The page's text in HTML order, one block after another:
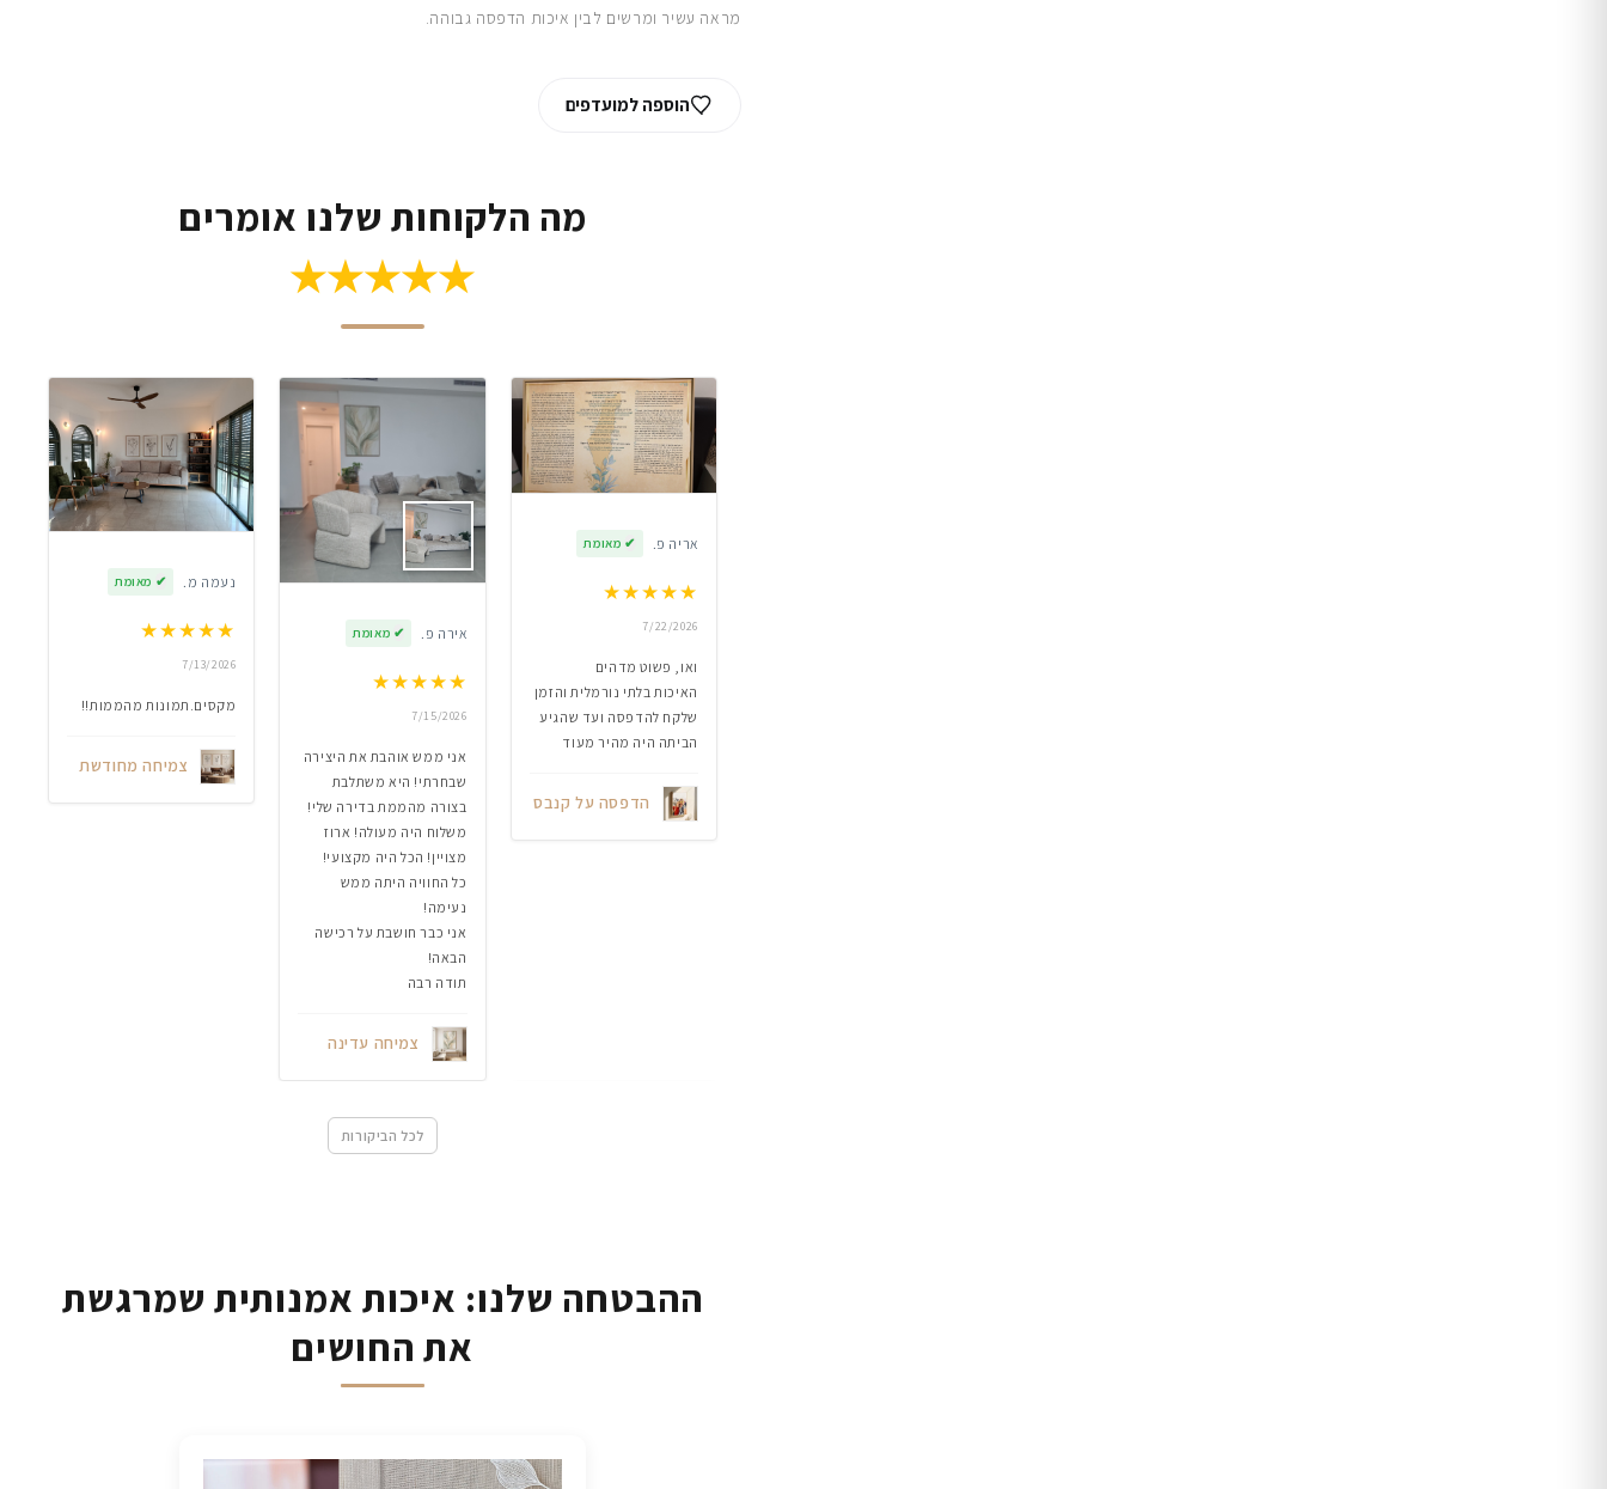
מראה עשיר ומרשים לבין איכות הדפסה גבוהה.
הוספה למועדפים
מה הלקוחות שלנו אומרים
★★★★★
אריה פ. ✔ מאומת
★★★★★
7/22/2026
ואו, פשוט מדהים
האיכות בלתי נורמלית והזמן
שלקח להדפסה ועד שהגיע
הביתה היה מהיר מעוד
הדפסה על קנבס
אירה פ. ✔ מאומת
★★★★★
7/15/2026
אני ממש אוהבת את היצירה
שבחרתי! היא משתלבת
בצורה מהממת בדירה שלי!
משלוח היה מעולה! ארוז
מצויין! הכל היה מקצועי!
כל החוויה היתה ממש
נעימה!
אני כבר חושבת על רכישה
הבאה!
תודה רבה
צמיחה עדינה
נעמה מ. ✔ מאומת
★★★★★
7/13/2026
מקסים.תמונות מהממות!!
צמיחה מחודשת
לכל הביקורות
ההבטחה שלנו: איכות אמנותית שמרגשת
את החושים